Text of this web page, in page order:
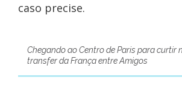
caso precise.
Chegando ao Centro de Paris para curtir
transfer da França entre Amigos